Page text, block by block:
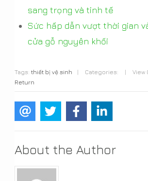
sang trọng và tinh tế
Sức hấp dẫn vượt thời gian
cửa gỗ nguyên khối
Tags: thiết bị vệ sinh | Categories: | View
Return
About the Author